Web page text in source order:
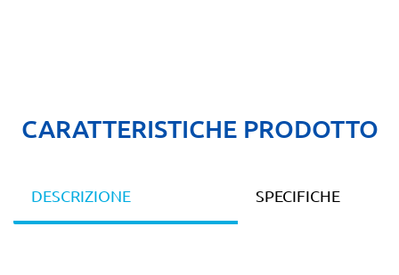
CARATTERISTICHE PRODOTTO
DESCRIZIONE SPECIFICHE